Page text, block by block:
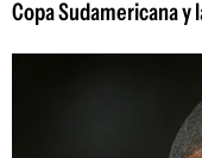
Copa Sudamericana